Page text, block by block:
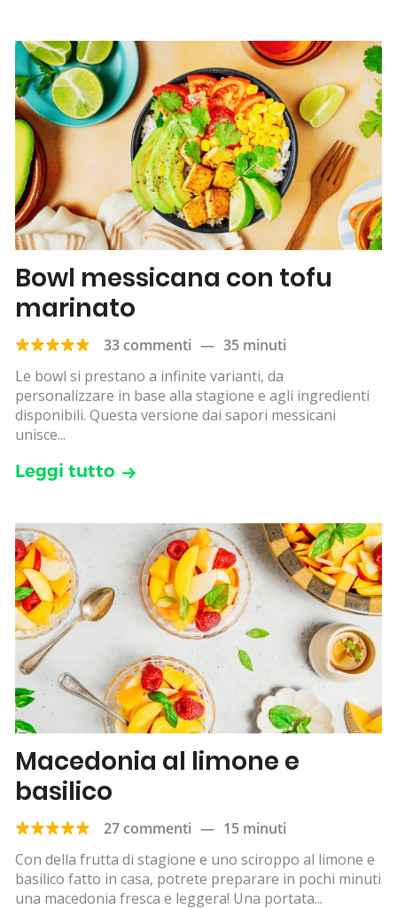
Bowl messicana con tofu
marinato
33 commenti — 35 minuti
Le bowl si prestano a infinite varianti, da
personalizzare in base alla stagione e agli ingredienti
disponibili. Questa versione dai sapori messicani
unisce...
Leggi tutto
Macedonia al limone e
basilico
27 commenti — 15 minuti
Con della frutta di stagione e uno sciroppo al limone e
basilico fatto in casa, potrete preparare in pochi minuti
una macedonia fresca e leggera! Una portata...